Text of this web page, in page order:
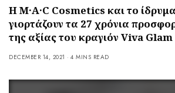
Η M·A·C Cosmetics και το
γιορτάζουν τα 27 χρόνια
της αξίας του κραγιόν Viva Glam
DECEMBER 14, 2021 4 MINS READ